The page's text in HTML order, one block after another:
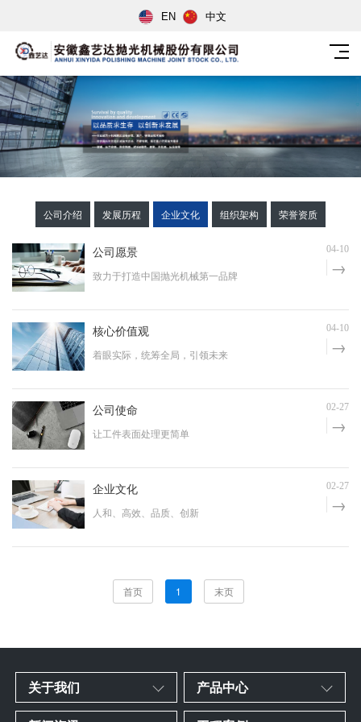
EN 中文
公司介绍 发展历程 企业文化 组织架构 荣誉资质
公司愿景 04-10
致力于打造中国抛光机械第一品牌
核心价值观 04-10
着眼实际，统筹全局，引领未来
公司使命 02-27
让工件表面处理更简单
企业文化 02-27
人和、高效、品质、创新
首页 1 末页
关于我们 产品中心